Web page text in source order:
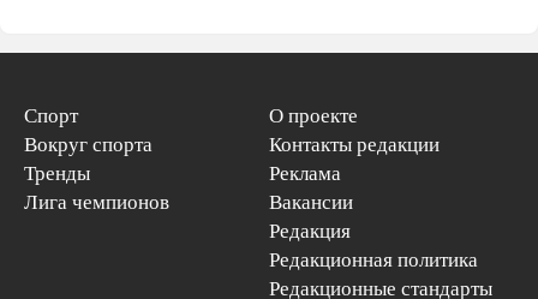
Спорт
Вокруг спорта
Тренды
Лига чемпионов
О проекте
Контакты редакции
Реклама
Вакансии
Редакция
Редакционная политика
Редакционные стандарты